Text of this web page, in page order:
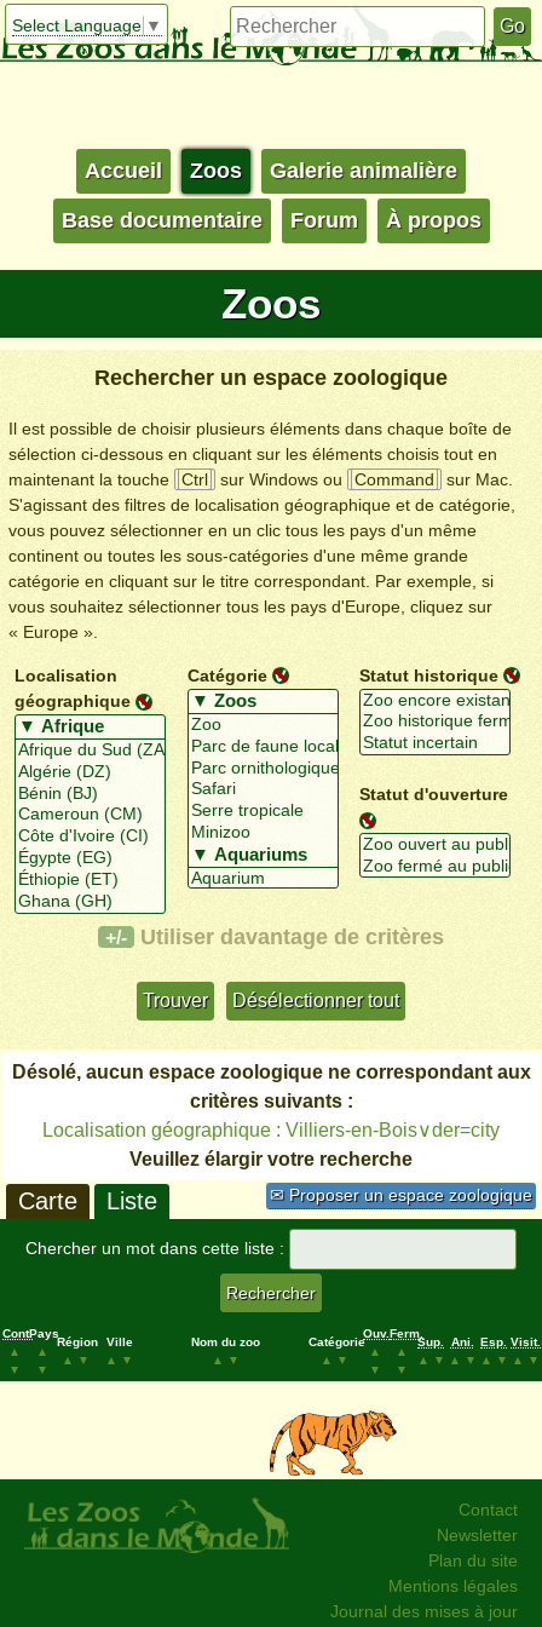
Select Language ▼
Accueil Zoos Galerie animalière
Base documentaire Forum À propos
Zoos
Rechercher un espace zoologique
Il est possible de choisir plusieurs éléments dans chaque boîte de
sélection ci-dessous en cliquant sur les éléments choisis tout en
maintenant la touche
Ctrl sur Windows ou Command
sur Mac.
S'agissant des filtres de localisation géographique et de catégorie,
vous pouvez sélectionner en un clic tous les pays d'un même
continent ou toutes les sous-catégories d'une même grande
catégorie en cliquant sur le titre correspondant. Par exemple, si
vous souhaitez sélectionner tous les pays d'Europe, cliquez sur
« Europe ».
Localisation
géographique
Catégorie Statut historique
Statut d'ouverture
+/- Utiliser davantage de critères
Désolé, aucun espace zoologique ne correspondant aux
critères suivants :
Localisation géographique : Villiers-en-Bois∨der=city
Veuillez élargir votre recherche
✉ Proposer un espace zoologique
Carte Liste
Chercher un mot dans cette liste :
Cont.
▲
▼
Pays
▲
▼
Région
▲
▼
Ville
▲
▼
Nom du zoo
▲
▼
Catégorie
▲
▼
Ouv.
▲
▼
Ferm.
▲
▼
Sup.
▲
▼
Ani.
▲
▼
Esp.
▲
▼
Visit.
▲
▼
Contact
Newsletter
Plan du site
Mentions légales
Journal des mises à jour